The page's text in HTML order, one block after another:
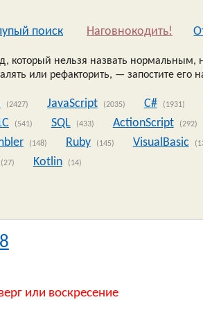
поиск Наговнокодить!
который нельзя назвать нормальным,
или рефакторить, — запостите его
(2427) JavaScript (2035) C# (1931)
(541) SQL (433) ActionScript (292)
(148) Ruby (145) VisualBasic
(27) Kotlin (14)
или воскресение